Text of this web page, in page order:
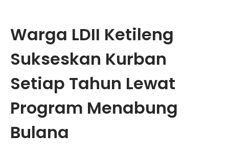
Warga LDII Ketileng
Sukseskan Kurban
Setiap Tahun Lewat
Program Menabung
Bulana